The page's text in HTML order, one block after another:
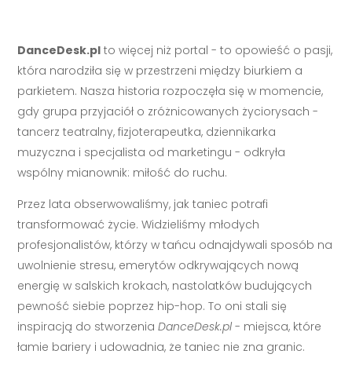
DanceDesk.pl to więcej niż portal - to opowieść o pasji,
która narodziła się w przestrzeni między biurkiem a
parkietem. Nasza historia rozpoczęła się w momencie,
gdy grupa przyjaciół o zróżnicowanych życiorysach -
tancerz teatralny, fizjoterapeutka, dziennikarka
muzyczna i specjalista od marketingu - odkryła
wspólny mianownik: miłość do ruchu.
Przez lata obserwowaliśmy, jak taniec potrafi
transformować życie. Widzieliśmy młodych
profesjonalistów, którzy w tańcu odnajdywali sposób na
uwolnienie stresu, emerytów odkrywających nową
energię w salskich krokach, nastolatków budujących
pewność siebie poprzez hip-hop. To oni stali się
inspiracją do stworzeniaDanceDesk.pl - miejsca, które
łamie bariery i udowadnia, że taniec nie zna granic.